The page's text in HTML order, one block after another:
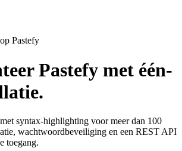
Pastefy
Pastefy met één-
syntax-highlighting voor meer dan 100
wachtwoordbeveiliging en een REST API
toegang.